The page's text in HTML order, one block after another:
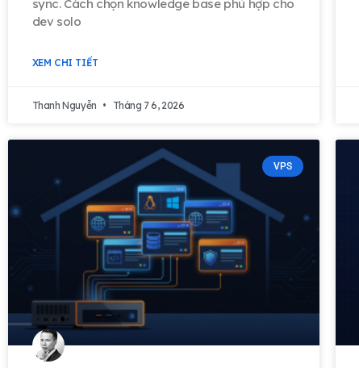
sync. Cách chọn knowledge base phù hợp cho
dev solo
XEM CHI TIẾT
Thanh Nguyễn Tháng 7 6, 2026
VPS